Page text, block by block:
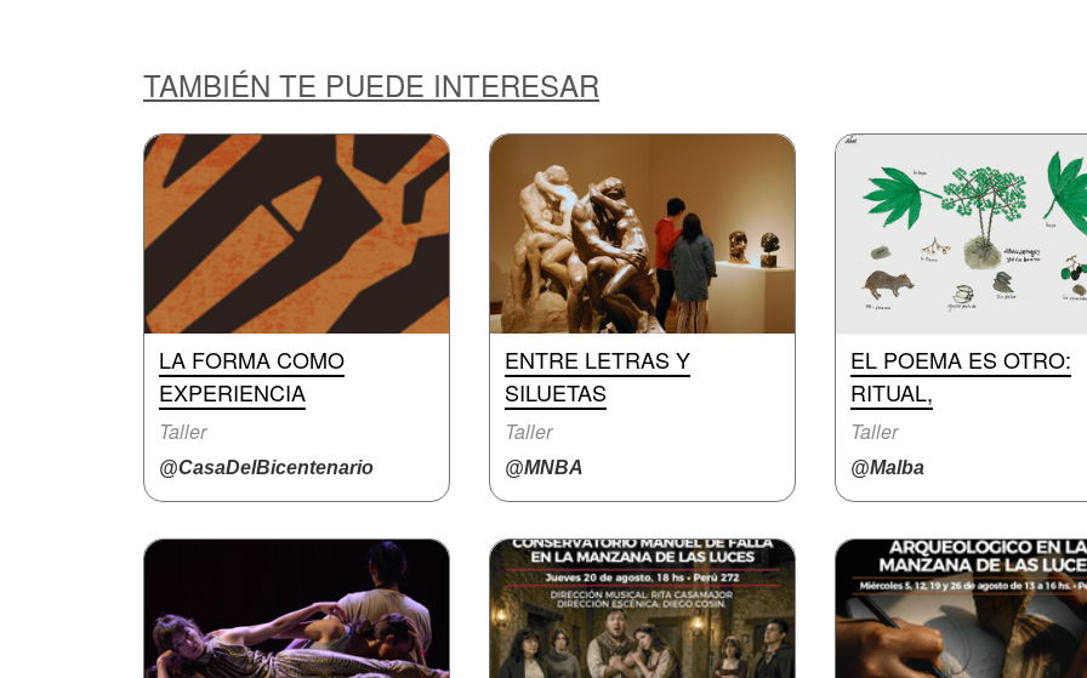
TAMBIÉN TE PUEDE INTERESAR
LA FORMA COMO
EXPERIENCIA
Taller
@CasaDelBicentenario
ENTRE LETRAS Y
SILUETAS
Taller
@MNBA
EL POEMA ES OTRO:
RITUAL,
Taller
@Malba